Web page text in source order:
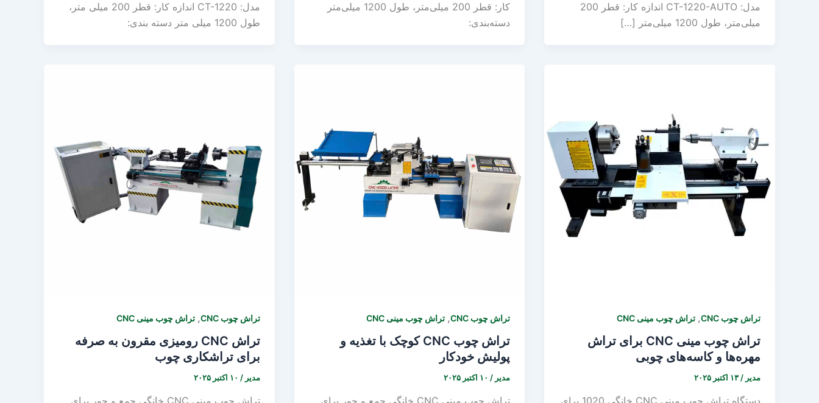
مدل: CT-1220-AUTO اندازه کار: قطر 200
میلی‌متر، طول 1200 میلی‌متر […]
کار: قطر 200 میلی‌متر، طول 1200 میلی‌متر
دسته‌بندی:
مدل: CT-1220 اندازه کار: قطر 200 میلی متر،
طول 1200 میلی متر دسته بندی:
تراش چوب CNC , تراش چوب مینی CNC
تراش چوب مینی CNC برای تراش
مهره‌ها و کاسه‌های چوبی
مدیر /۱۳ اکتبر ۲۰۲۵
تراش چوب CNC , تراش چوب مینی CNC
تراش چوب CNC کوچک با تغذیه و
پولیش خودکار
مدیر / ۱۰ اکتبر ۲۰۲۵
تراش چوب CNC ,تراش چوب مینی CNC
تراش CNC رومیزی مقرون به صرفه
برای تراشکاری چوب
مدیر/ ۱۰ اکتبر ۲۰۲۵